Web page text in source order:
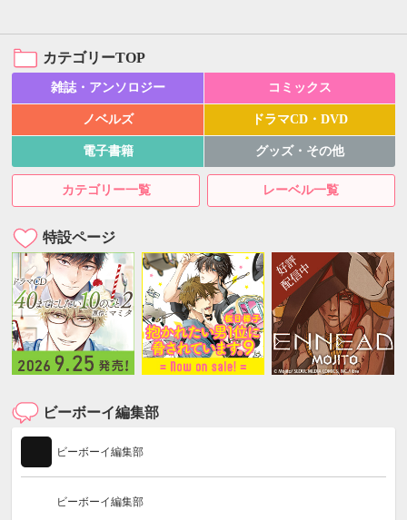
カテゴリーTOP
雑誌・アンソロジー コミックス
ノベルズ ドラマCD・DVD
電子書籍 グッズ・その他
カテゴリー一覧 レーベル一覧
特設ページ
ビーボーイ編集部
ビーボーイ編集部
ビーボーイ編集部